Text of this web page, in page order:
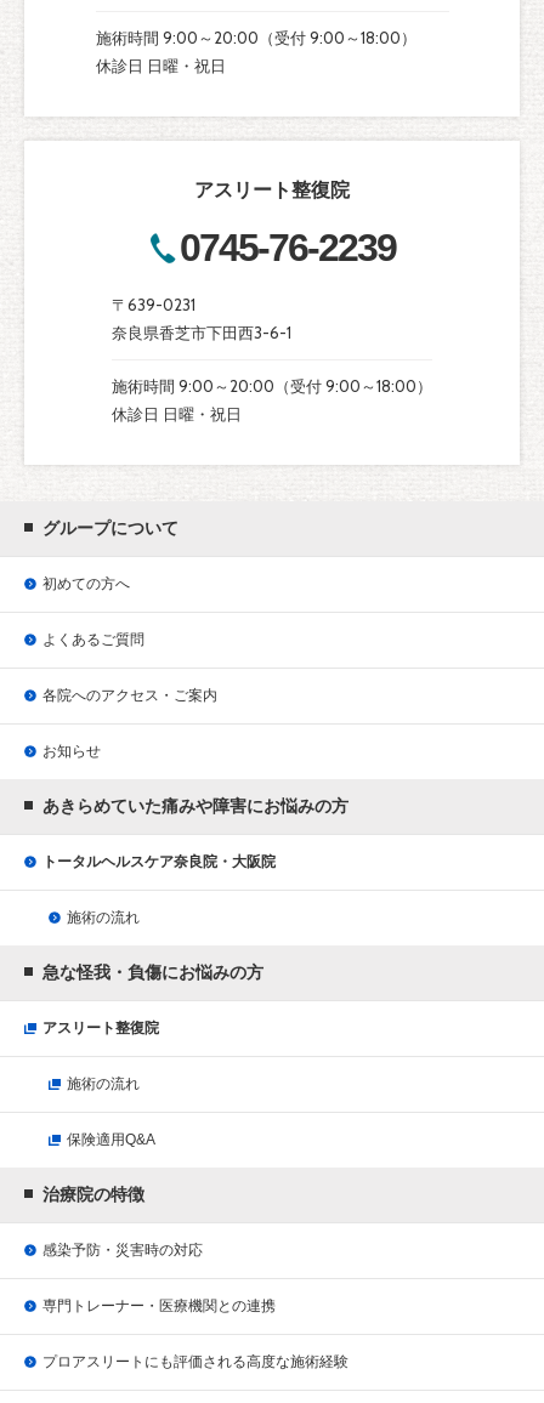
施術時間 9:00～20:00（受付 9:00～18:00）
休診日 日曜・祝日
アスリート整復院
0745-76-2239
〒639-0231
奈良県香芝市下田西3-6-1
施術時間 9:00～20:00（受付 9:00～18:00）
休診日 日曜・祝日
グループについて
初めての方へ
よくあるご質問
各院へのアクセス・ご案内
お知らせ
あきらめていた痛みや障害にお悩みの方
トータルヘルスケア奈良院・大阪院
施術の流れ
急な怪我・負傷にお悩みの方
アスリート整復院
施術の流れ
保険適用Q&A
治療院の特徴
感染予防・災害時の対応
専門トレーナー・医療機関との連携
プロアスリートにも評価される高度な施術経験